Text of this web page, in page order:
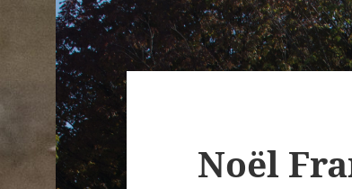
Noël